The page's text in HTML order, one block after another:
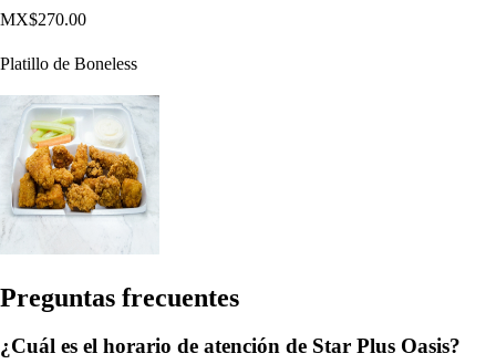
MX$270.00
Platillo de Boneless
Preguntas frecuentes
¿Cuál es el horario de atención de Star Plus Oasis?